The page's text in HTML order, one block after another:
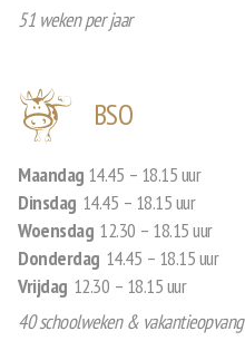
51 weken per jaar
BSO
Maandag 14.45 – 18.15 uur
Dinsdag 14.45 – 18.15 uur
Woensdag 12.30 – 18.15 uur
Donderdag 14.45 – 18.15 uur
Vrijdag 12.30 – 18.15 uur
40 schoolweken & vakantieopvang